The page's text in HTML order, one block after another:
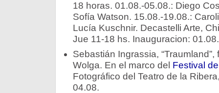
18 horas. 01.08.-05.08.: Diego
Sofía Watson. 15.08.-19.08.:
Lucía Kuschnir. Decastelli Arte,
Jue 11-18 hs. Inauguracion:
Sebastián Ingrassia,
Wolga. En el marco del Festival
Fotográfico del Teatro de la
04.08.